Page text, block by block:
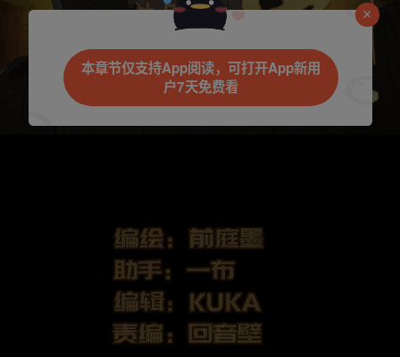
本章节仅支持App阅读，可打开App新用
户7天免费看